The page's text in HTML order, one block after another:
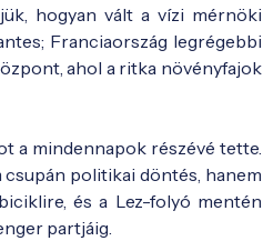
hogyan vált a vízi mérnöki
Franciaország legrégebbi
ahol a ritka növényfajok
a mindennapok részévé tette.
csupán politikai döntés, hanem
és a Lez-folyó mentén
partjáig.